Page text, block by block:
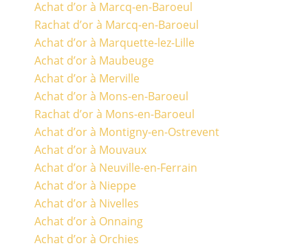
Achat d’or à Marcq-en-Baroeul
Rachat d’or à Marcq-en-Baroeul
Achat d’or à Marquette-lez-Lille
Achat d’or à Maubeuge
Achat d’or à Merville
Achat d’or à Mons-en-Baroeul
Rachat d’or à Mons-en-Baroeul
Achat d’or à Montigny-en-Ostrevent
Achat d’or à Mouvaux
Achat d’or à Neuville-en-Ferrain
Achat d’or à Nieppe
Achat d’or à Nivelles
Achat d’or à Onnaing
Achat d’or à Orchies